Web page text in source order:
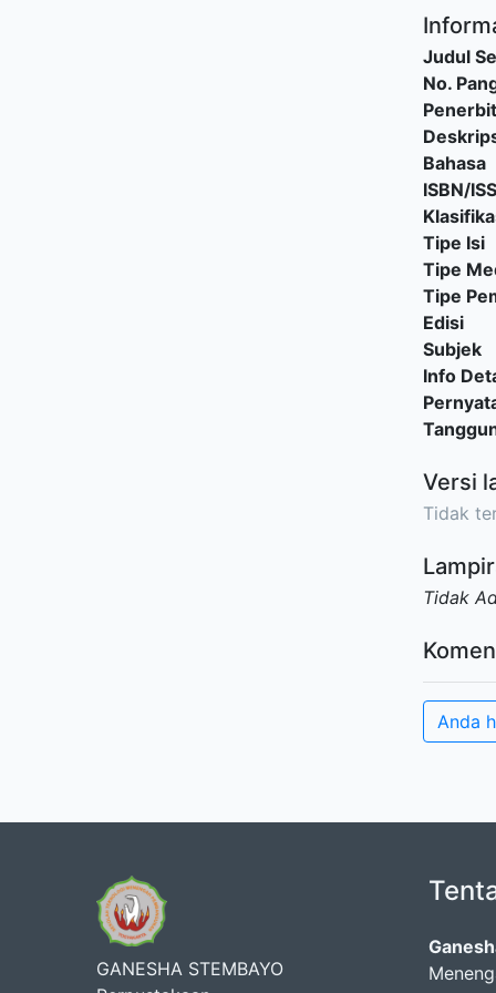
Judul
No.
Penerbit
Bahasa
ISBN/
Tipe Isi
Tipe
Tipe
Edisi
Subjek
Info
Versi
Tidak
Tidak
Anda
GANESHA STEMBAYO